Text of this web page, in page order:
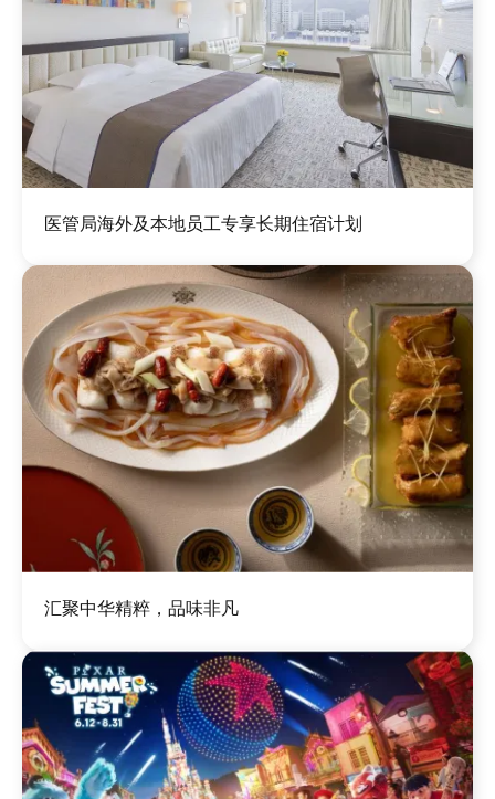
医管局海外及本地员工专享长期住宿计划
汇聚中华精粹，品味非凡